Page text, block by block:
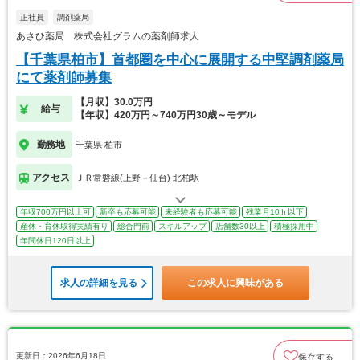
正社員 調剤薬局
あさひ薬局 株式会社グラムの薬剤師求人
【千葉県柏市】首都圏を中心に展開する中堅調剤薬局
にて薬剤師募集
給与
【月収】30.0万円
【年収】420万円～740万円30歳～モデル
勤務地 千葉県 柏市
アクセス ＪＲ常磐線(上野－仙台) 北柏駅
年収700万円以上可 新卒も応募可能 未経験者も応募可能
残業月10ｈ以下
産休・育休取得実績有り
総合門前 スキルアップ 店舗数30以上
積極採用中
年間休日120日以上
求人の詳細を見る この求人に興味がある
更新日：2026年6月18日 保存する